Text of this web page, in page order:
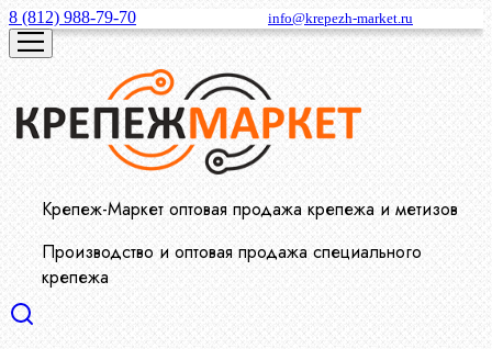
8 (812) 988-79-70 info@krepezh-market.ru
Крепеж-Маркет оптовая продажа крепежа и метизов
Производство и оптовая продажа специального
крепежа